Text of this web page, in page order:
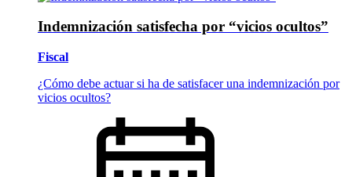
Indemnización satisfecha por “vicios ocultos”
Fiscal
¿Cómo debe actuar si ha de satisfacer una indemnización por
vicios ocultos?